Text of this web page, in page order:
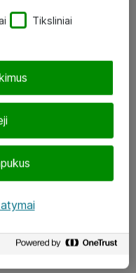
Tiksliniai